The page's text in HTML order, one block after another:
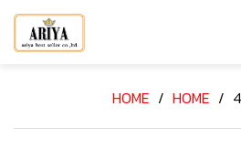
HOME / HOME /